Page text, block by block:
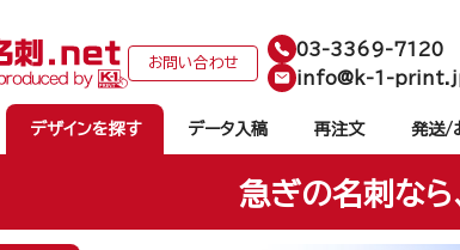
お問い合わせ
03-3369-7120
info@k-1-
デザインを探す データ入稿 再注文 発送/
急ぎの名刺な